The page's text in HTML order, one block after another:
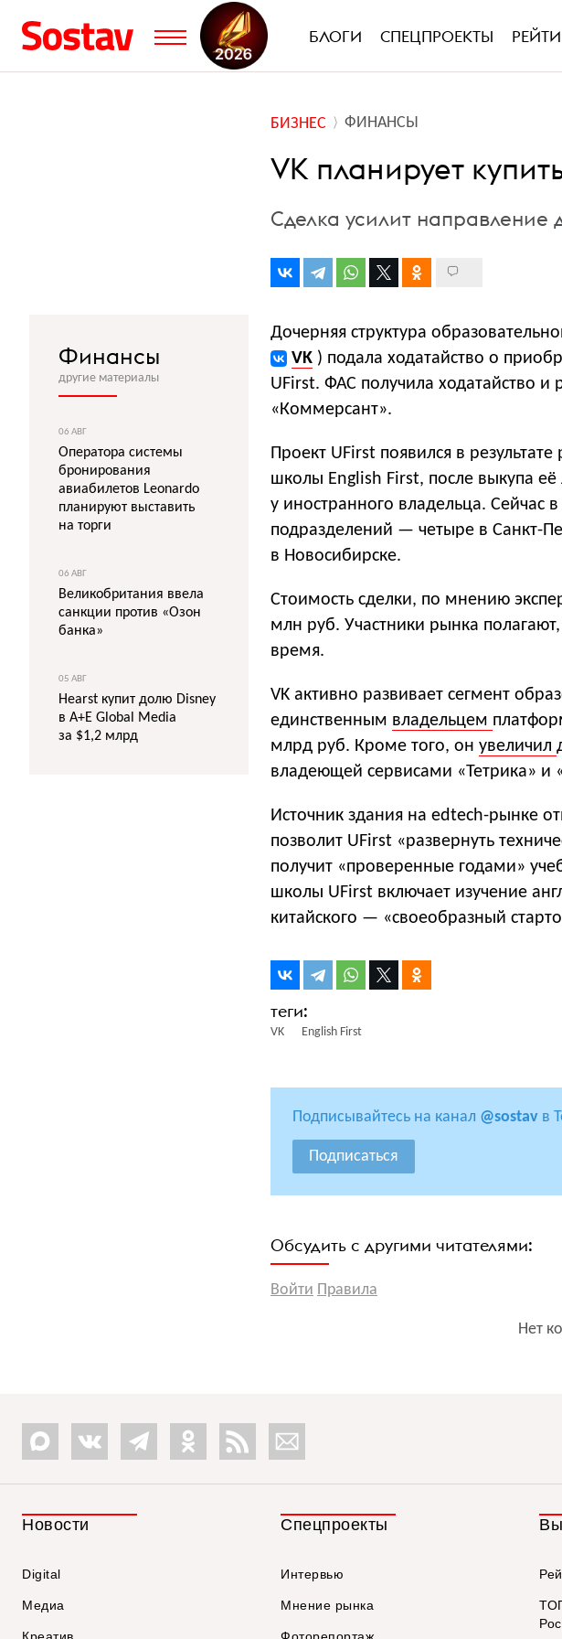
БЛОГИ СПЕЦПРОЕКТЫ
БИЗНЕС ФИНАНСЫ
VK планирует
Сделка усилит направление
Дочерняя структура
VK ) подала ходатайство о
UFirst. ФАС получила ходатайство и
«Коммерсант».
Проект UFirst появился в
школы English First, после выкупа
у иностранного владельца. Сейчас в
подразделений — четыре в Санкт-
в Новосибирске.
Стоимость сделки, по мнению
млн руб. Участники рынка
время.
VK активно развивает сегмент
единственным владельцем
млрд руб. Кроме того, он увеличил
владеющей сервисами «Тетрика» и
Источник здания на edtech-рынке
позволит UFirst «развернуть
получит «проверенные годами»
школы UFirst включает изучение
китайского — «своеобразный
VK English First
Подписывайтесь на канал @sostav в
Подписаться
Обсудить с другими читателями:
Войти Правила
Нет
Финансы
другие материалы
06 АВГ
Оператора системы
бронирования
авиабилетов Leonardo
планируют выставить
на торги
06 АВГ
Великобритания ввела
санкции против «Озон
банка»
05 АВГ
Hearst купит долю Disney
в A+E Global Media
за $1,2 млрд
Новости
Digital
Медиа
Спецпроекты
Интервью
Мнение рынка